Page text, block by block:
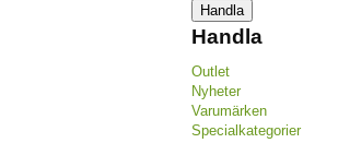
Handla
Handla
Outlet
Nyheter
Varumärken
Specialkategorier